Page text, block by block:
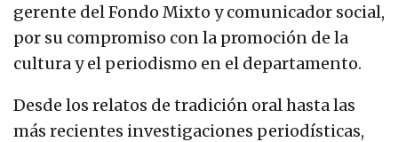
gerente del Fondo Mixto y comunicador social,
por su compromiso con la promoción de la
cultura y el periodismo en el departamento.
Desde los relatos de tradición oral hasta las
más recientes investigaciones periodísticas,